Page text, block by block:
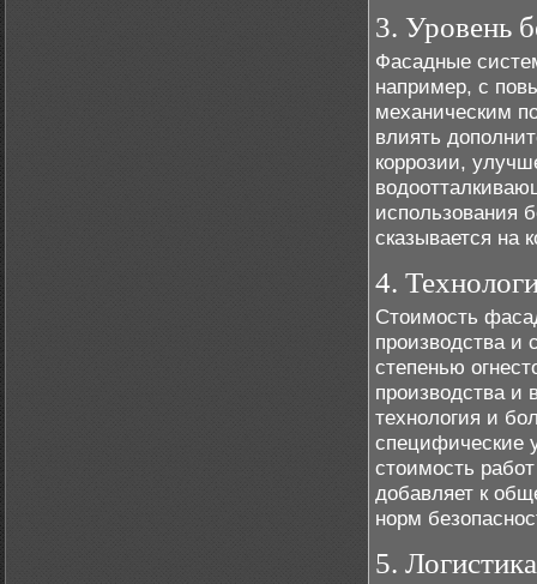
3. Уровень
Фасадные
например, с
механическим
влиять
коррозии,
использования
сказывается на
4.
Стоимость
производства
степенью
производства и
технология и
специфические
стоимость
добавляет к
норм
5.